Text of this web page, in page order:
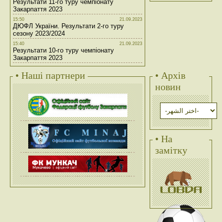
Результати 11-го туру чемпіонату
Закарпаття 2023
15:50 21.09.2023
ДЮФЛ України. Результати 2-го туру
сезону 2023/2024
15:40 21.09.2023
Результати 10-го туру чемпіонату
Закарпаття 2023
• Наші партнери
• Архів
новин
• На
замітку